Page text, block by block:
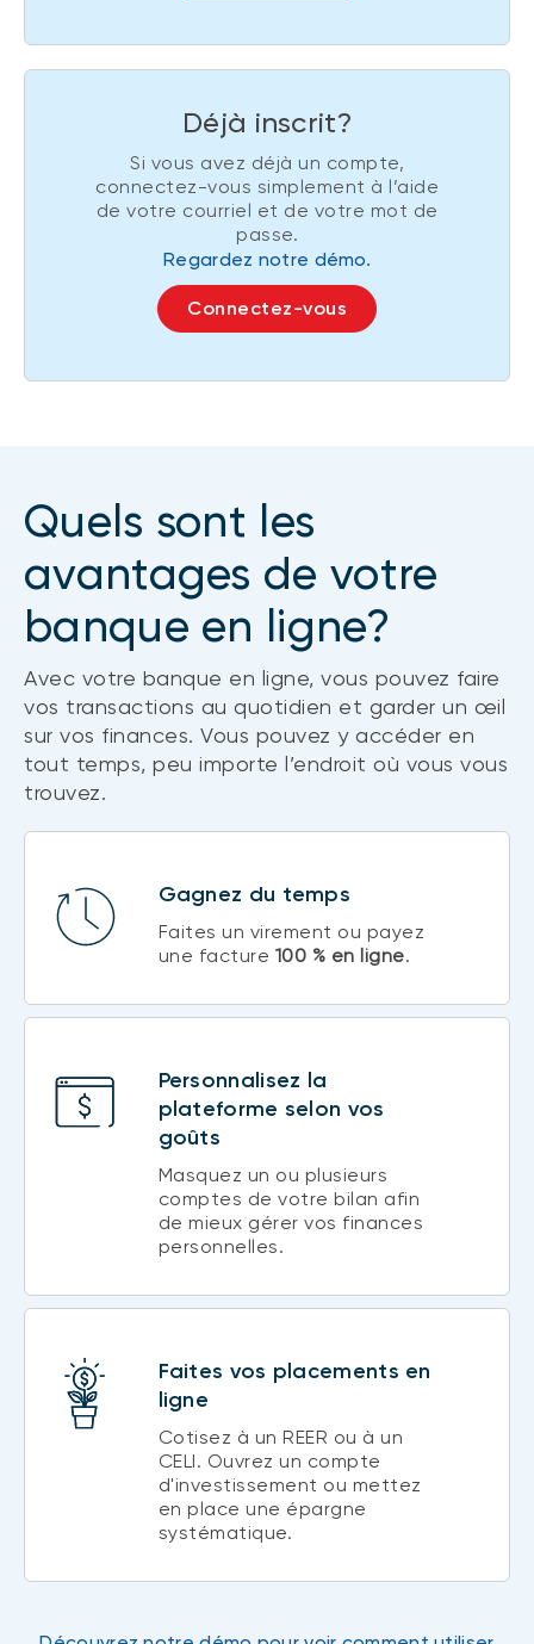
Déjà inscrit?
Si vous avez déjà un compte,
connectez-vous simplement à l’aide
de votre courriel et de votre mot de
passe.
Regardez notre démo.
Connectez-vous
Quels sont les
avantages de votre
banque en ligne?
Avec votre banque en ligne, vous pouvez faire
vos transactions au quotidien et garder un œil
sur vos finances. Vous pouvez y accéder en
tout temps, peu importe l’endroit où vous vous
trouvez.
Gagnez du temps
Faites un virement ou payez
une facture 100 % en ligne.
Personnalisez la
plateforme selon vos
goûts
Masquez un ou plusieurs
comptes de votre bilan afin
de mieux gérer vos finances
personnelles.
Faites vos placements en
ligne
Cotisez à un REER ou à un
CELI. Ouvrez un compte
d'investissement ou mettez
en place une épargne
systématique.